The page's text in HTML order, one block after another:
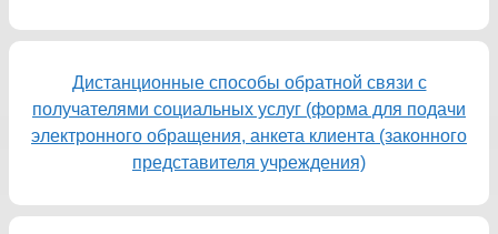
Дистанционные способы обратной связи с
получателями социальных услуг (форма для подачи
электронного обращения, анкета клиента (законного
представителя учреждения)